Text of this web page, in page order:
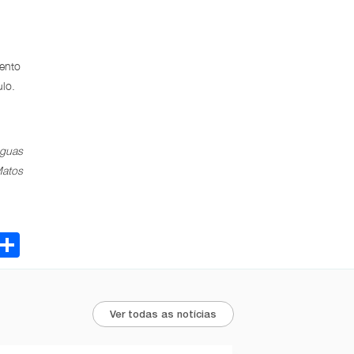
Share
Ver todas as notícias